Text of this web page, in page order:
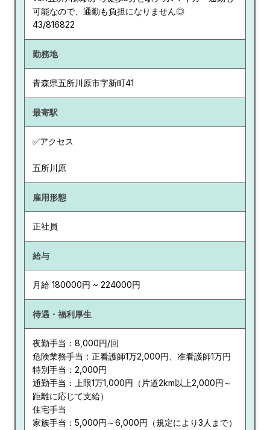
可能なので、通勤も負担になりません◎
43/816822
勤務地
青森県五所川原市字新町41
最寄駅
✅アクセス
五所川原
雇用形態
正社員
給与
月給 180000円 ~ 224000円
待遇・福利厚生
夜勤手当：8,000円/回
危険業務手当：正看護師1万2,000円、准看護師1万円
特別手当：2,000円
通勤手当：上限1万1,000円（片道2km以上2,000円～
距離に応じて支給）
住宅手当
家族手当：5,000円～6,000円（規定により3人まで）